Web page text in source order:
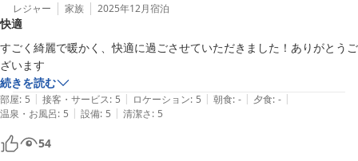
またお会いできるのを楽しみにしております。
この度のご利用誠にありがとうございました。
末筆になりましたが、お部屋を大変綺麗にお使いくださりありがと
うございました。
お連れ様にお礼の旨、お伝えいただければ幸いです。
いただける点を再びご評価いただき、光栄に存じます。
またお近くにお越しの際は、ぜひ気軽にご利用いただければ嬉しい
限りです。
またお会いできる日を、心よりお待ちしております。
改めてまして、この度のご利用誠にありがとう。
ございました。
お部屋を大変×2綺麗にお使いくださりありがとう
レジャー 家族 2025年12月宿泊
快適
すごく綺麗で暖かく、快適に過ごさせていただきました！ありがとうご
ざいます
続きを読む
部屋: 5 | 接客・サービス: 5 | ロケーション: 5 | 朝食: - | 夕食: - |
温泉・お風呂: 5 | 設備: 5 | 清潔さ: 5
54